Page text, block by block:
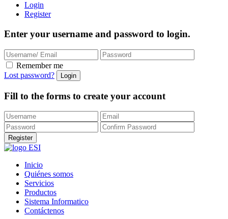
Login
Register
Enter your username and password to login.
Remember me
Lost password?
Fill to the forms to create your account
Inicio
Quiénes somos
Servicios
Productos
Sistema Informatico
Contáctenos